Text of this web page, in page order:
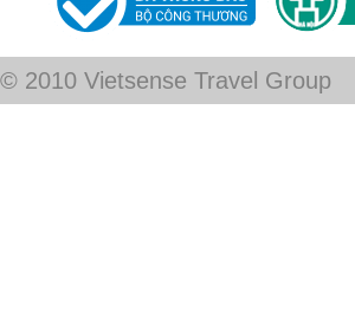
© 2010 Vietsense Travel Group